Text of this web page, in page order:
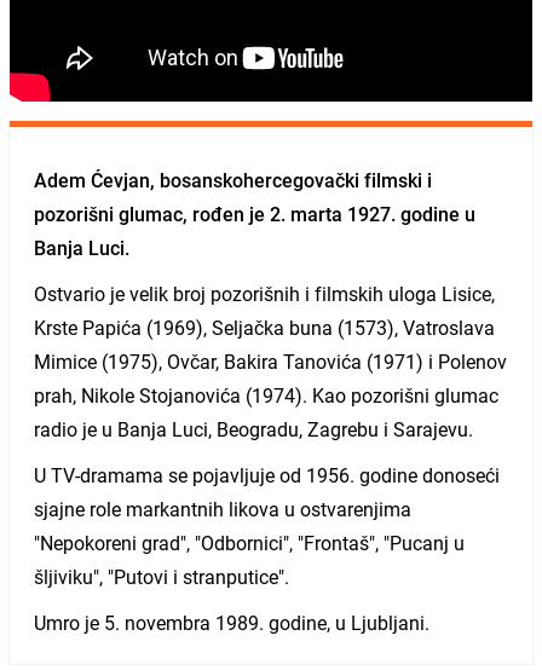
Adem Ćevjan, bosanskohercegovački filmski i
pozorišni glumac, rođen je 2. marta 1927. godine u
Banja Luci.
Ostvario je velik broj pozorišnih i filmskih uloga Lisice,
Krste Papića (1969), Seljačka buna (1573), Vatroslava
Mimice (1975), Ovčar, Bakira Tanovića (1971) i Polenov
prah, Nikole Stojanovića (1974). Kao pozorišni glumac
radio je u Banja Luci, Beogradu, Zagrebu i Sarajevu.
U TV-dramama se pojavljuje od 1956. godine donoseći
sjajne role markantnih likova u ostvarenjima
"Nepokoreni grad", "Odbornici", "Frontaš", "Pucanj u
šljiviku", "Putovi i stranputice".
Umro je 5. novembra 1989. godine, u Ljubljani.